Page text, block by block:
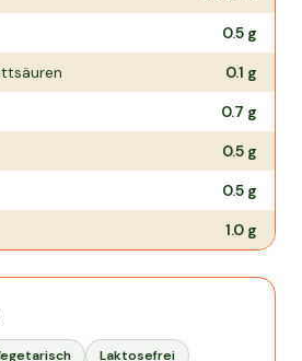
0.5 g
0.1 g
0.7 g
0.5 g
0.5 g
1.0 g
Laktosefrei